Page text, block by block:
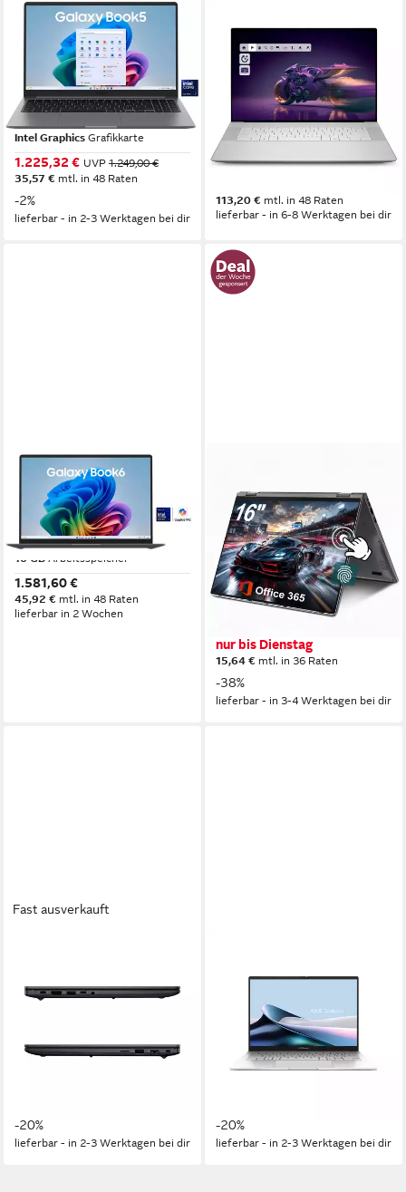
SAMSUNG
Galaxy Book5 (NP750X) 15,6''
Ultra 7 16GB/512GB
Notebook
15,6 Zoll Bildschirmdiagonale
Intel Ultra 7
Prozessor
Intel Graphics Grafikkarte
1.225,32 € UVP 1.249,00 €
35,57 € mtl. in 48 Raten
-2%
lieferbar - in 2-3 Werktagen bei dir
Laptop Core Ultra 7 RTX
5060 1TB SSD Win 11 Pro
Business-Notebook
16,3 Zoll Bildschirmdiagonale
Intel Core Ultra 7 Prozessor
NVIDIA GeForce RTX 5060 (8GB)
113,20 € mtl. in 48 Raten
lieferbar - in 6-8 Werktagen bei dir
Galaxy Book6 NP760V
Notebook
16 Zoll Bildschirmdiagonale
Intel Core Ultra 7 Prozessor
16 GB Arbeitsspeicher
1.581,60 €
45,92 € mtl. in 48 Raten
lieferbar in 2 Wochen
16GB LPDDR5 640GB SSD
Fingerabdrucksensor
Notebook
16 Zoll Bildschirmdiagonale
16 GB Arbeitsspeicher
640 GB Speicherkapazität
nur bis Dienstag
15,64 € mtl. in 36 Raten
-38%
lieferbar - in 3-4 Werktagen bei dir
Fast ausverkauft
- Intel Core Ultra 7 255H
Intel® Core™ Ultra 7 Prozessor
-20%
lieferbar - in 2-3 Werktagen bei dir
Business-Notebook
Bildschirmdiagonale
Intel® Core™ Ultra 7 Prozessor
Arc™ 140T Grafikkarte
-20%
lieferbar - in 2-3 Werktagen bei dir